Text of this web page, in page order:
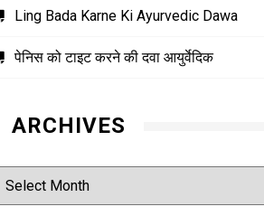
Ling Bada Karne Ki Ayurvedic Dawa
पेनिस को टाइट करने की दवा आयुर्वेदिक
ARCHIVES